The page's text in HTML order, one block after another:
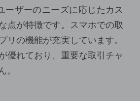
ーザーのニーズに応じたカス
点が特徴です。スマホでの取
リの機能が充実しています。
優れており、重要な取引チャ